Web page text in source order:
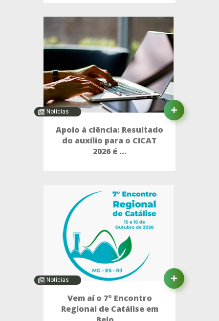
Notícias
Apoio à ciência: Resultado
do auxílio para o CICAT
2026 é ...
Notícias
Vem aí o 7º Encontro
Regional de Catálise em